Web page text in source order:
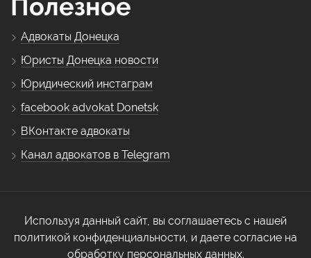
Полезное
Адвокаты Донецка
Юристы Донецка новости
Юридический инстаграм
facebook advokat Donetsk
ВКонтакте адвокаты
Канал адвокатов в Telegram
Используя данный сайт, вы соглашаетесь с нашей
политикой конфиденциальности, и даете согласие на
обработку персональных данных.